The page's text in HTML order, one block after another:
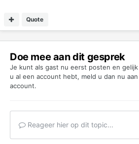
Quote
Doe mee aan dit gesprek
Je kunt als gast nu eerst posten en
u al een account hebt, meld u dan nu aan
account.
Reageer hier op dit topic...